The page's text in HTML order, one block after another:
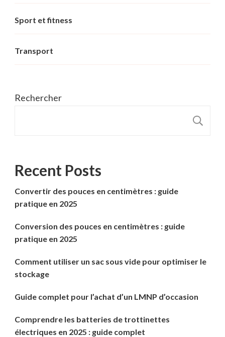
Sport et fitness
Transport
Rechercher
Recent Posts
Convertir des pouces en centimètres : guide
pratique en 2025
Conversion des pouces en centimètres : guide
pratique en 2025
Comment utiliser un sac sous vide pour optimiser le
stockage
Guide complet pour l’achat d’un LMNP d’occasion
Comprendre les batteries de trottinettes
électriques en 2025 : guide complet